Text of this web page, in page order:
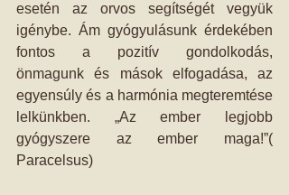
esetén az orvos segítségét vegyük
igénybe. Ám gyógyulásunk érdekében
fontos a pozitív gondolkodás,
önmagunk és mások elfogadása, az
egyensúly és a harmónia megteremtése
lelkünkben. „Az ember legjobb
gyógyszere az ember maga!”(
Paracelsus)